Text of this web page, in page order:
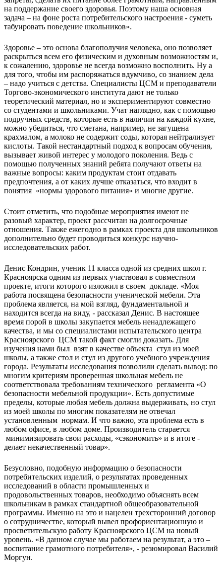
на поддержание своего здоровья. Поэтому наша основная
задача – на фоне роста потребительского настроения - суметь
табуировать поведение школьников».
Здоровье – это основа благополучия человека, оно позволяет
раскрыться всем его физическим и духовным возможностям и,
к сожалению, здоровье не всегда возможно восполнить. Ну а
для того, чтобы им распоряжаться вдумчиво, со знанием дела
– надо учиться с детства. Специалисты ЦСМ и преподаватели
Торгово-экономического института дают не только
теоретический материал, но и экспериментируют совместно
со студентами и школьниками. Учат наглядно, как с помощью
подручных средств, которые есть в наличии на каждой кухне,
можно убедиться, что сметана, например, не загущена
крахмалом, а молоко не содержит соды, которая нейтрализует
кислоты. Такой нестандартный подход к вопросам обучения,
вызывает живой интерес у молодого поколения. Ведь с
помощью полученных знаний ребята получают ответы на
важные вопросы: каким продуктам стоит отдавать
предпочтения, а от каких лучше отказаться, что входит в
понятия «нормы здорового питания» и многие другие.
Стоит отметить, что подобные мероприятия имеют не
разовый характер, проект рассчитан на долгосрочные
отношения. Также ежегодно в рамках проекта для школьников
дополнительно будет проводиться конкурс научно-
исследовательских работ.
Денис Кондрин, ученик 11 класса одной из средних школ г.
Красноярска одним из первых участвовал в совместном
проекте, итоги которого изложил в своем докладе. «Моя
работа посвящена безопасности ученической мебели. Эта
проблема является, на мой взгляд, фундаментальной и
находится всегда на виду, - рассказал Денис. В настоящее
время порой в школы закупается мебель ненадлежащего
качества, и мы со специалистами испытательского центра
Красноярского ЦСМ такой факт смогли доказать. Для
изучения нами был взят в качестве объекта стул из моей
школы, а также стол и стул из другого учебного учреждения
города. Результаты исследования позволили сделать вывод: по
многим критериям проверенная школьная мебель не
соответствовала требованиям технического регламента «О
безопасности мебельной продукции». Есть допустимые
пределы, которые любая мебель должна выдерживать, но стул
из моей школы по многим показателям не отвечал
установленным нормам. И что важно, эта проблема есть в
любом офисе, в любом доме. Производитель старается
минимизировать свои расходы, «сэкономить» и в итоге -
делает некачественный товар».
Безусловно, подобную информацию о безопасности
потребительских изделий, о результатах проведенных
исследований в области промышленных и
продовольственных товаров, необходимо объяснять всем
школьникам в рамках стандартной общеобразовательной
программы. Именно на это и нацелен трехсторонний договор
о сотрудничестве, который вывел профориентационную и
просветительскую работу Красноярского ЦСМ на новый
уровень. «В данном случае мы работаем на результат, а это –
воспитание грамотного потребителя», - резюмировал Василий
Моргун.